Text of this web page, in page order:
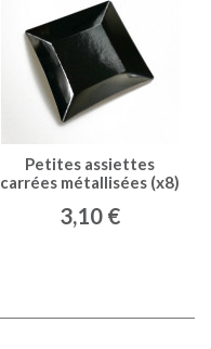
Petites assiettes
carrées métallisées (x8)
3,10 €